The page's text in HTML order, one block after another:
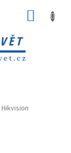
Hikvision